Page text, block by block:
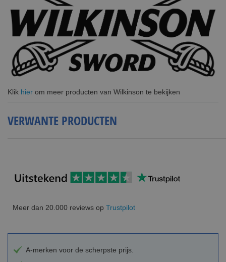
Klik hier om meer producten van Wilkinson te bekijken
VERWANTE PRODUCTEN
Meer dan 20.000 reviews op Trustpilot
A-merken voor de scherpste prijs.